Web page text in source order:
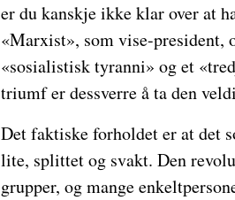
er du kanskje ikke klar over at
«Marxist», som vise-president,
«sosialistisk tyranni» og et
triumf er dessverre å ta den
Det faktiske forholdet er at det
lite, splittet og svakt. Den
grupper, og mange